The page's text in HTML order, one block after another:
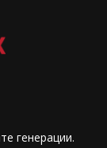
генерации.